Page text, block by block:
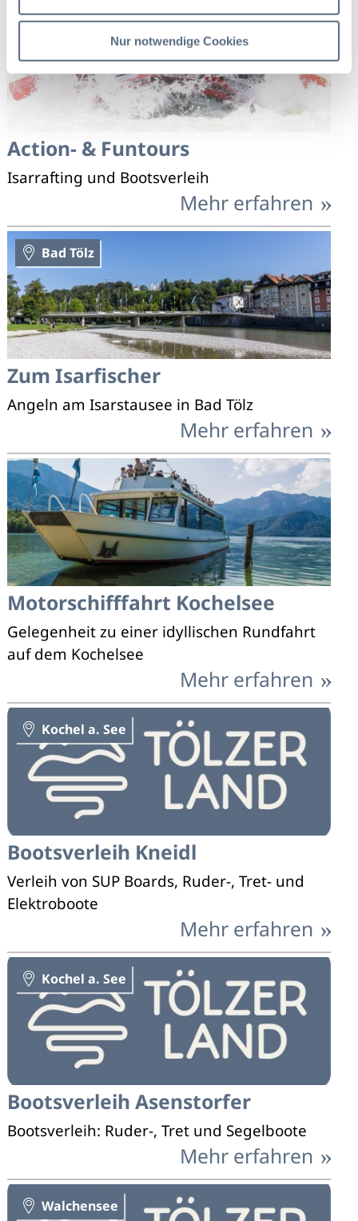
Nur notwendige Cookies
Bad Tölz
Action- & Funtours
Isarrafting und Bootsverleih
Mehr erfahren
Bad Tölz
Zum Isarfischer
Angeln am Isarstausee in Bad Tölz
Mehr erfahren
Motorschifffahrt Kochelsee
Gelegenheit zu einer idyllischen Rundfahrt
auf dem Kochelsee
Mehr erfahren
Kochel a. See
Bootsverleih Kneidl
Verleih von SUP Boards, Ruder-, Tret- und
Elektroboote
Mehr erfahren
Kochel a. See
Bootsverleih Asenstorfer
Bootsverleih: Ruder-, Tret und Segelboote
Mehr erfahren
Walchensee